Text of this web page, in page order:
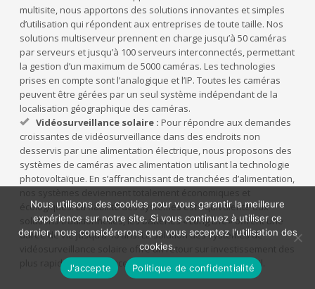
multisite, nous apportons des solutions innovantes et simples
d’utilisation qui répondent aux entreprises de toute taille. Nos
solutions multiserveur prennent en charge jusqu’à 50 caméras
par serveurs et jusqu’à 100 serveurs interconnectés, permettant
la gestion d’un maximum de 5000 caméras. Les technologies
prises en compte sont l’analogique et l’IP. Toutes les caméras
peuvent être gérées par un seul système indépendant de la
localisation géographique des caméras.
Vidéosurveillance solaire : Pour répondre aux demandes
croissantes de vidéosurveillance dans des endroits non
desservis par une alimentation électrique, nous proposons des
systèmes de caméras avec alimentation utilisant la technologie
photovoltaïque. En s’affranchissant de tranchées d’alimentation,
écologiques. La fiabilité des systèmes est équivalente aux
solutions traditionnelles, les batteries « Long Life » offrent une
durée de vie jusqu’à 10 ans. La solution des systèmes de
vidéosurveillance solaire offre un retour sur investissement des
plus rapide par l’absence de lourds travaux de génie civil.
Nous utilisons des cookies pour vous garantir la meilleure
expérience sur notre site. Si vous continuez à utiliser ce
dernier, nous considérerons que vous acceptez l'utilisation des
cookies.
J'accepte
Politique de confidentialité